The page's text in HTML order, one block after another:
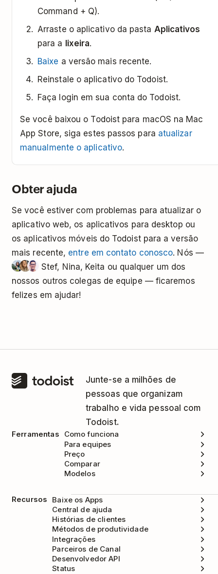
Command + Q).
Arraste o aplicativo da pasta Aplicativos
para a lixeira.
Baixe a versão mais recente.
Reinstale o aplicativo do Todoist.
Faça login em sua conta do Todoist.
Se você baixou o Todoist para macOS na Mac
App Store, siga estes passos para atualizar
manualmente o aplicativo.
Obter ajuda
Se você estiver com problemas para atualizar o
aplicativo web, os aplicativos para desktop ou
os aplicativos móveis do Todoist para a versão
mais recente, entre em contato conosco. Nós —
Stef, Nina, Keita ou qualquer um dos
nossos outros colegas de equipe — ficaremos
felizes em ajudar!
Junte-se a milhões de
pessoas que organizam
trabalho e vida pessoal com
Todoist.
Ferramentas
Como funciona
Para equipes
Preço
Comparar
Modelos
Recursos
Baixe os Apps
Central de ajuda
Histórias de clientes
Métodos de produtividade
Integrações
Parceiros de Canal
Desenvolvedor API
Status